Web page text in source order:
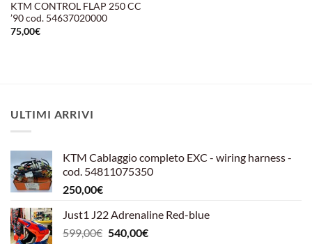
KTM CONTROL FLAP 250 CC
’90 cod. 54637020000
75,00€
ULTIMI ARRIVI
KTM Cablaggio completo EXC - wiring harness -
cod. 54811075350
250,00€
Just1 J22 Adrenaline Red-blue
599,00€ Il
540,00€Il